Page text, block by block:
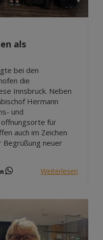
als
bei den
die
Innsbruck. Neben
Hermann
und
für
auch im Zeichen
Begrüßung neuer
Weiterlesen